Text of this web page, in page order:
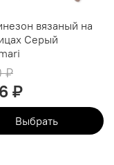
вязаный на
Серый
₽
₽
Выбрать